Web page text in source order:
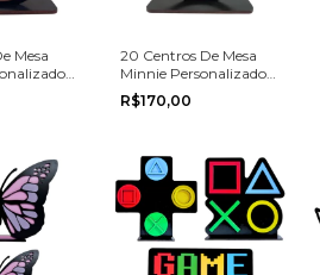
Mesa
20 Centros De Mesa
Minnie Personalizado
Festa Aniversário
R$170,00